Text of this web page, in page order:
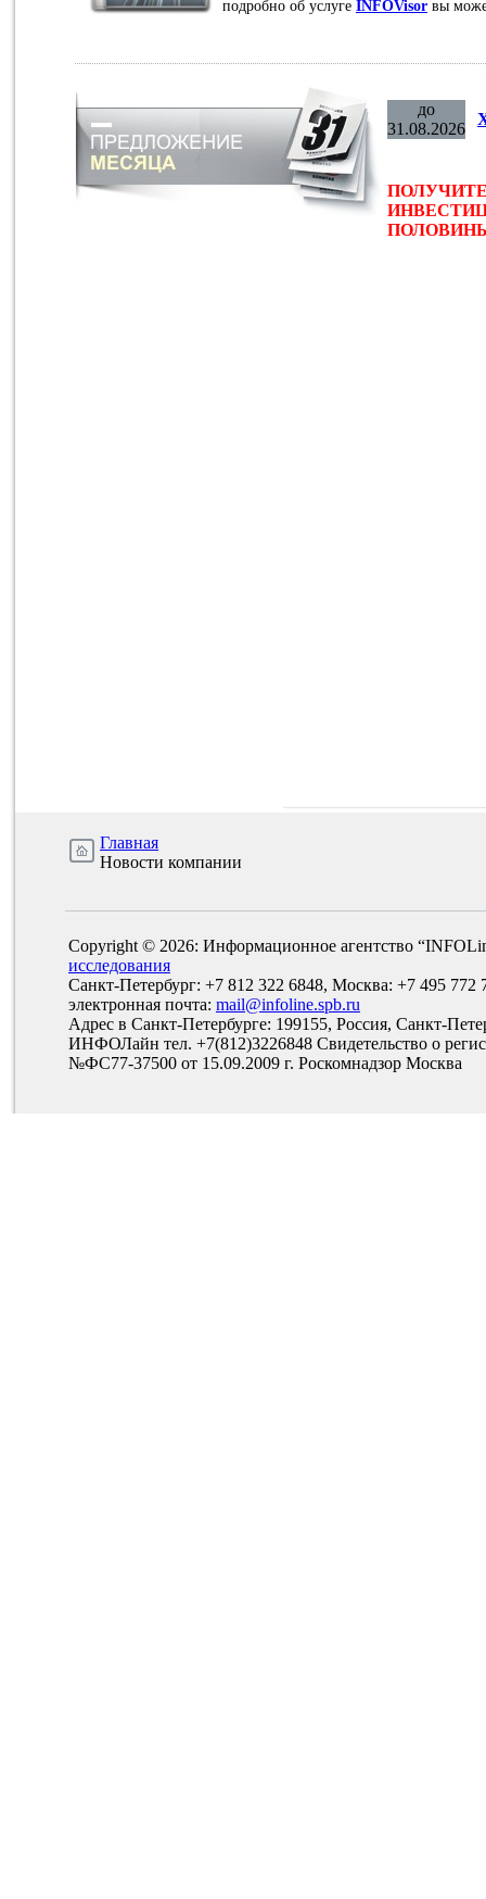
подробно об услуге INFOVisor вы
до
31.08.2026
ПОЛОВИНЫ
Главная
Новости компании
Copyright © 2026: Информационное агентство
исследования
Санкт-Петербург: +7 812 322 6848, Москва: +7 495 772
электронная почта: mail@infoline.spb.ru
Адрес в Санкт-Петербурге: 199155, Россия, Санкт-
ИНФОЛайн тел. +7(812)3226848 Свидетельство о
№ФС77-37500 от 15.09.2009 г. Роскомнадзор Москва